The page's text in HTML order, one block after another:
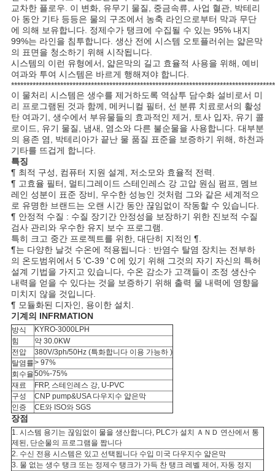
교차한 플로우. 이 변화, 유무기 물질, 중금속류, 사업 혈관, 박테리
아 동안 기타 등등은 물의 구조에서 농축 라인으로부터 막과 무단
에 의해 보유합니다. 정제수가 탱크에 수집될 수 있는 95% 내지
99%는 라인을 침투합니다. 생산 전에 시스템 오토플러쉬는 얇은막
의 표면을 청소하기 위해 시작됩니다.
시스템의 이런 유형에서, 얇은막의 길고 효율적 사용을 위해, 예비
여과와 투여 시스템은 바르게 행해져야 합니다.
이 물처리 시스템은 생수를 제거하도록 역삼투 담수화 설비로서 미
리 프로그램된 것과 함께, 메커니컬 필터, 선 분류 치료로서의 활성
탄 여과기, 생수에서 부유물들의 효과적인 제거, 토사 입자, 유기 콜
로이드, 유기 물질, 냄새, 염소와 다른 불순물을 사용합니다. 대부분
의 용존 염, 박테리아가 끝난 물 품질 표준을 보증하기 위해, 하천과
기타를 뜨겁게 합니다.
특징
¶ 최적 구성, 컴퓨터 지원 설계, 저소모와 효율적 전력.
¶ 고효율 필터, 멀티그레이드 스테인레스 강 고압 원심 펌프, 멤브
레인 성분이 표준 장비, 우수한 성능인 것처럼 그와 같은 세계적으
로 유명한 브랜드는 오랜 시간 동안 끊임없이 작동할 수 있습니다.
¶ 안정적 수질 : 수질 장기간 안정성을 보장하기 위한 진보적 수질
검사 관리와 우수한 유지 보수 프로그램.
특히 크고 중간 프로젝트를 위한, 대단히 지적인 ¶.
¶는 다양한 날것 수온에 적용됩니다 : 반염수 탈염 장치는 전부하
의 온도범위에서 5 'C-39 'Ｃ에 있기 위해 그것의 자기 자신의 특허
설계 기법을 가지고 있습니다, 수온 감소가 고객들이 조정 생산수
내력을 얻을 수 있다는 것을 보증하기 위해 출력 물 내력에 영향을
미치지 않을 것입니다.
¶ 모듈화된 디자인, 용이한 설치.
기계의 INFRMATION
방식
KYRO-3000LPH
힘
약 30.0KW
전압
380V/3ph/50Hz (특화합니다 이용 가능하 )
탈염률> 97%
회수율50%-75%
재료
FRP, 스테인레스 강, U-PVC
구성
CNP pump&USA 다우지수 얇은막
인증
CE와 ISO와 SGS
장점
1. 시스템 용기는 끊임없이 물을 생산합니다, PLC가 설치 ＡＮＤ 연산에서 통
제된, 단순물의 프로그램을 짭니다
2. 수신 전용 시스템은 있고 선택됩니다 수입 미국 다우지수 얇은막
3. 물 없는 생수 탱크 또는 정제수 탱크가 가득 찬 탱크 레벨 제어, 자동 정지